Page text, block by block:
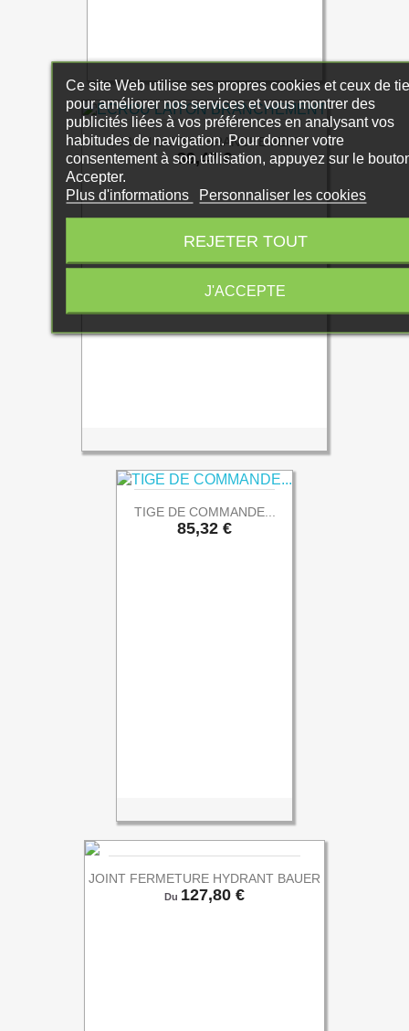
ECROU LAITON BRANCHEMENT
Prix
39,47 €
TIGE DE COMMANDE...
Prix
85,32 €
JOINT FERMETURE HYDRANT BAUER
Du Prix
127,80 €
Ce site Web utilise ses propres cookies et ceux de
pour améliorer nos services et vous montrer des
publicités liées à vos préférences en analysant vos
habitudes de navigation. Pour donner votre
consentement à son utilisation, appuyez sur le
Accepter.
Plus d'informations
Personnaliser les cookies
REJETER TOUT
J'ACCEPTE